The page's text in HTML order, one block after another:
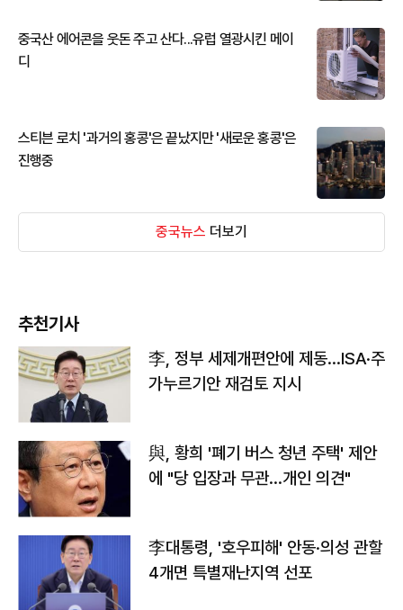
중국산 에어콘을 웃돈 주고 산다...유럽 열광시킨 메이
디
스티븐 로치 '과거의 홍콩'은 끝났지만 '새로운 홍콩'은
진행중
중국뉴스 더보기
추천기사
李, 정부 세제개편안에 제동…ISA·주
가누르기안 재검토 지시
與, 황희 '폐기 버스 청년 주택' 제안
에 "당 입장과 무관…개인 의견"
李대통령, '호우피해' 안동·의성 관할
4개면 특별재난지역 선포